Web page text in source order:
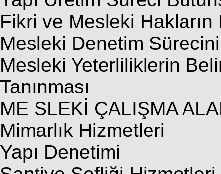
Fikri ve Mesleki
Mesleki Denetim
Mesleki Yeterliliklerin
Tanınması
ME SLEKİ ÇALIŞMA
Mimarlık Hizmetleri
Yapı Denetimi